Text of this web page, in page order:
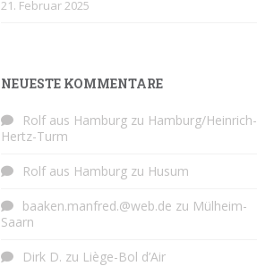
21. Februar 2025
NEUESTE KOMMENTARE
Rolf aus Hamburg zu Hamburg/Heinrich-
Hertz-Turm
Rolf aus Hamburg zu Husum
baaken.manfred.@web.de zu Mülheim-
Saarn
Dirk D. zu Liège-Bol d’Air